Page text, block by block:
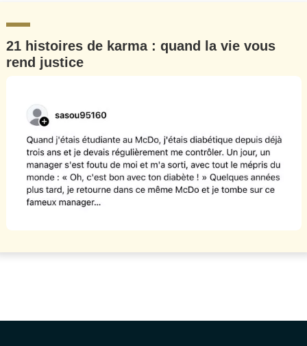
21 histoires de karma : quand la vie vous
rend justice